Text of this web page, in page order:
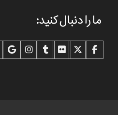
ما را دنبال کنید: